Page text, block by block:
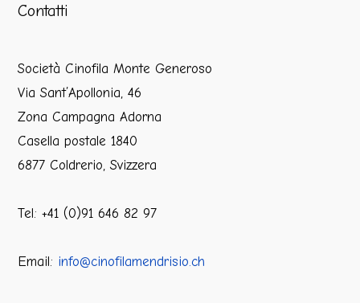
Contatti
Società Cinofila Monte Generoso
Via Sant’Apollonia, 46
Zona Campagna Adorna
Casella postale 1840
6877 Coldrerio, Svizzera
Tel: +41 (0)91 646 82 97
Email: info@cinofilamendrisio.ch